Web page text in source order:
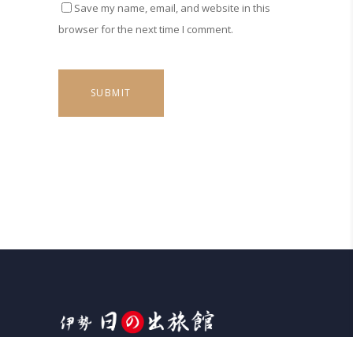
Save my name, email, and website in this
browser for the next time I comment.
SUBMIT